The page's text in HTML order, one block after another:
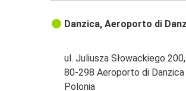
Danzica, Aeroporto di
ul. Juliusza Słowackiego
80-298 Aeroporto di Danzica
Polonia